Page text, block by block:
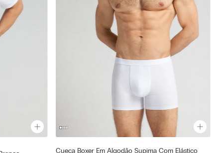
Cor selecionada
Cueca Boxer Em Algodão Supima Com Elástico